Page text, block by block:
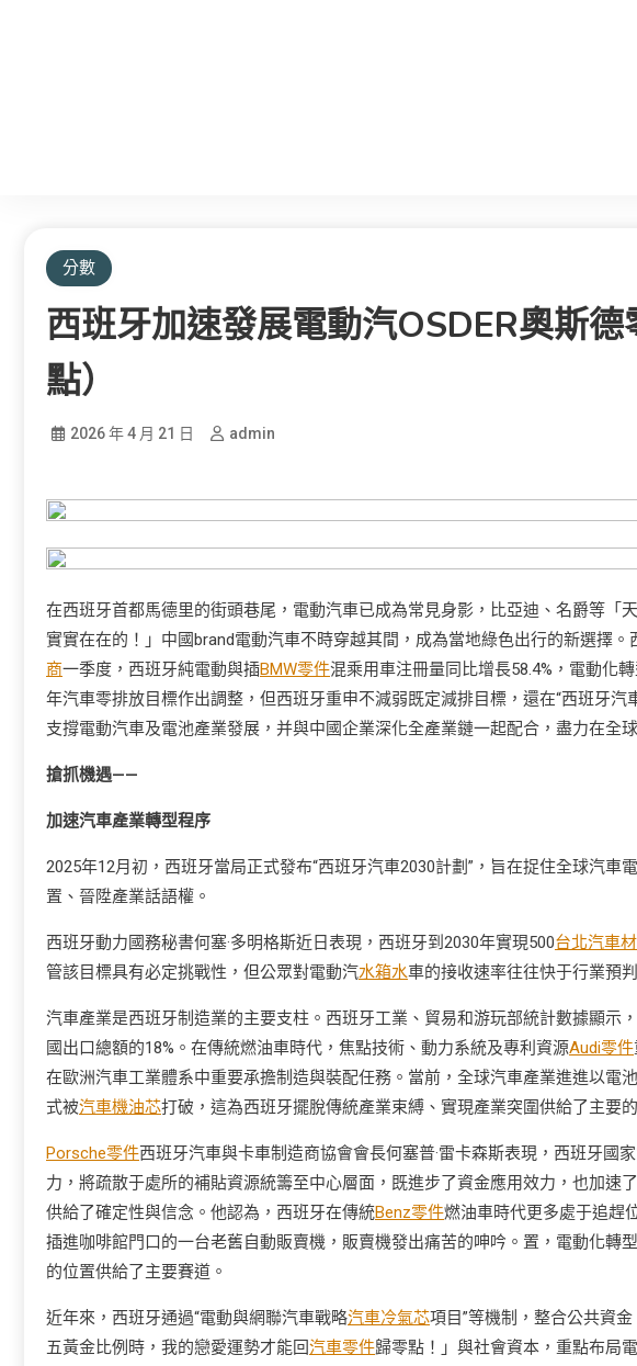
分數
西班牙加速發展電動汽OSDER奧斯
點）
2026 年 4 月 21 日 admin
在西班牙首都馬德里的街頭巷尾，電動汽車已成為常見身影，比亞迪、名爵等「
實實在在的！」中國brand電動汽車不時穿越其間，成為當地綠色出行的新選擇
商一季度，西班牙純電動與插BMW零件混乘用車注冊量同比增長58.4%，電動化
年汽車零排放目標作出調整，但西班牙重申不減弱既定減排目標，還在“西班牙汽
支撐電動汽車及電池產業發展，并與中國企業深化全產業鏈一起配合，盡力在全
搶抓機遇——
加速汽車產業轉型程序
2025年12月初，西班牙當局正式發布“西班牙汽車2030計劃”，旨在捉住全球汽
置、晉陞產業話語權。
西班牙動力國務秘書何塞·多明格斯近日表現，西班牙到2030年實現500台北汽車
管該目標具有必定挑戰性，但公眾對電動汽水箱水車的接收速率往往快于行業預
汽車產業是西班牙制造業的主要支柱。西班牙工業、貿易和游玩部統計數據顯示
國出口總額的18%。在傳統燃油車時代，焦點技術、動力系統及專利資源Audi零件
在歐洲汽車工業體系中重要承擔制造與裝配任務。當前，全球汽車產業進進以電
式被汽車機油芯打破，這為西班牙擺脫傳統產業束縛、實現產業突圍供給了主要
Porsche零件西班牙汽車與卡車制造商協會會長何塞普·雷卡森斯表現，西班牙國
力，將疏散于處所的補貼資源統籌至中心層面，既進步了資金應用效力，也加速
供給了確定性與信念。他認為，西班牙在傳統Benz零件燃油車時代更多處于追趕
插進咖啡館門口的一台老舊自動販賣機，販賣機發出痛苦的呻吟。置，電動化轉
的位置供給了主要賽道。
近年來，西班牙通過“電動與網聯汽車戰略汽車冷氣芯項目”等機制，整合公共資
五黃金比例時，我的戀愛運勢才能回汽車零件歸零點！」與社會資本，重點布局